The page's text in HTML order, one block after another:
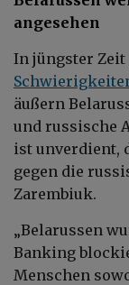
angesehen
In jüngster Zeit
äußern
und russische
ist unverdient,
gegen die
Zarembiuk.
„Belarussen
Banking
Menschen